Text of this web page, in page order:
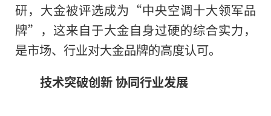
研，大金被评选成为“中央空调十大领军品
牌”，这来自于大金自身过硬的综合实力，
是市场、行业对大金品牌的高度认可。
技术突破创新 协同行业发展